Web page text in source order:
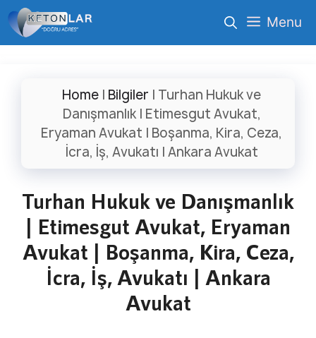
İçeriğe
atla
Menu
Home | Bilgiler | Turhan Hukuk ve
Danışmanlık | Etimesgut Avukat,
Eryaman Avukat | Boşanma, Kira, Ceza,
İcra, İş, Avukatı | Ankara Avukat
Turhan Hukuk ve Danışmanlık
| Etimesgut Avukat, Eryaman
Avukat | Boşanma, Kira, Ceza,
İcra, İş, Avukatı | Ankara
Avukat